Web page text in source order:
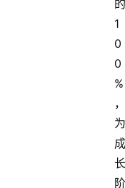
的
1
0
0
%
，
为
成
长
阶